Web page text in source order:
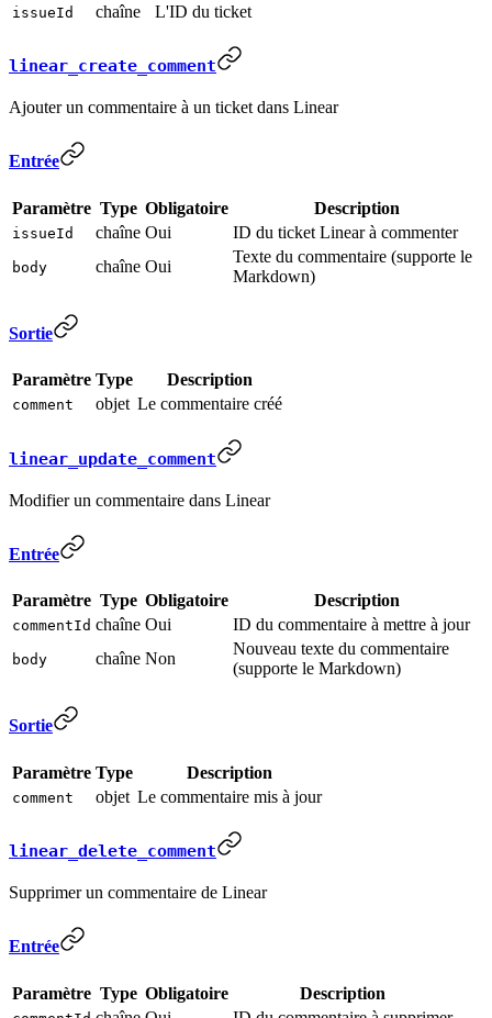
issueId chaîne L'ID du ticket
linear_create_comment
Ajouter un commentaire à un ticket dans Linear
Entrée
Paramètre Type Obligatoire Description
issueId chaîne Oui ID du ticket Linear à commenter
body chaîne Oui
Texte du commentaire (supporte le
Markdown)
Sortie
Paramètre Type Description
comment objet Le commentaire créé
linear_update_comment
Modifier un commentaire dans Linear
Entrée
Paramètre Type Obligatoire Description
commentId chaîne Oui ID du commentaire à mettre à jour
body chaîne Non
Nouveau texte du commentaire
(supporte le Markdown)
Sortie
Paramètre Type Description
comment objet Le commentaire mis à jour
linear_delete_comment
Supprimer un commentaire de Linear
Entrée
Paramètre Type Obligatoire Description